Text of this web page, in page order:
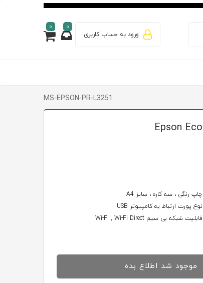
ورود به حساب کاربری
0
0
MS-EPSON-PR-L3251
چاپ رنگی ، سه کاره ، سایز A4
نوع پورت ارتباط به کامپیوتر USB
قابلیت شبکه بی سیم Wi-Fi , Wi-Fi Direct
موجود شد اطلاع بده